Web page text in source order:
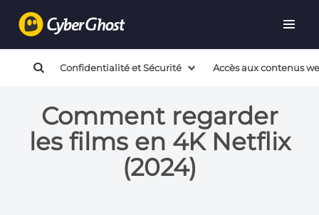
Confidentialité et Sécurité Accès aux contenus
Comment regarder
les films en 4K Netflix
(2024)